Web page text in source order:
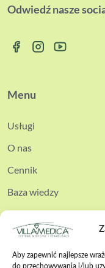
Aby zapewnić najlepsze
do przechowywania i/lub
Odwiedź nasze
Menu
Usługi
O nas
Cennik
Baza wiedzy
Kontakt